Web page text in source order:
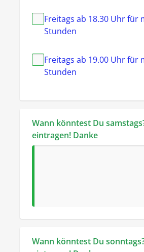
Freitags ab 18.30 Uhr für
Stunden
Freitags ab 19.00 Uhr für
Stunden
Wann könntest Du
eintragen! Danke
Wann könntest Du